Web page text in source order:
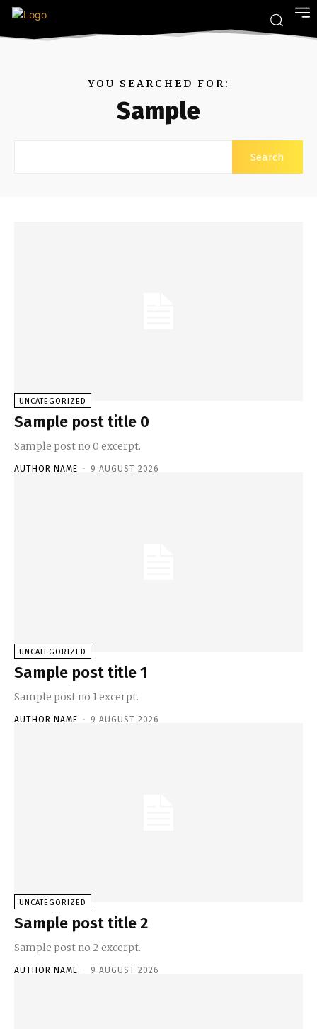
YOU SEARCHED FOR:
Sample
Search
UNCATEGORIZED
Sample post title 0
Sample post no 0 excerpt.
AUTHOR NAME - 9 AUGUST 2026
UNCATEGORIZED
Sample post title 1
Sample post no 1 excerpt.
AUTHOR NAME - 9 AUGUST 2026
UNCATEGORIZED
Sample post title 2
Sample post no 2 excerpt.
AUTHOR NAME - 9 AUGUST 2026